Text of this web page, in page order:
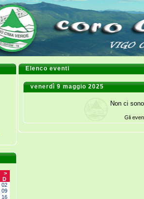
>
D
02
09
16
Elenco eventi
venerdì 9 maggio 2025
Non ci
Gli